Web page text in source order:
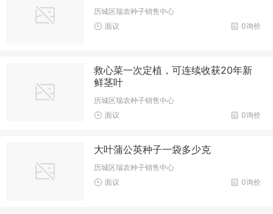
历城区瑞农种子销售中心
0询价
面议
救心菜一次定植，可连续收获20年新
鲜茎叶
历城区瑞农种子销售中心
0询价
面议
大叶蒲公英种子一袋多少克
历城区瑞农种子销售中心
0询价
面议